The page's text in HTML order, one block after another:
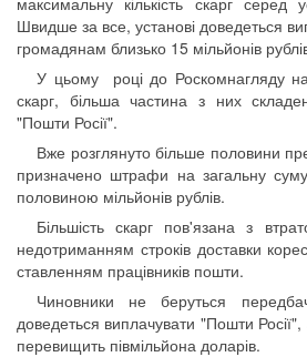
Швидше за все, установі доведеться
громадянам близько 15 мільйонів
У цьому році до Роскомнагляду
скарг, більша частина з них
"Пошти Росії".
Вже розглянуто більше половини
призначено штрафи на загальну
половиною мільйонів рублів.
Більшість скарг пов'язана з
недотриманням строків доставки
ставленням працівників пошти.
Чиновники не беруться
доведеться виплачувати "Пошти
перевищить півмільйона доларів.